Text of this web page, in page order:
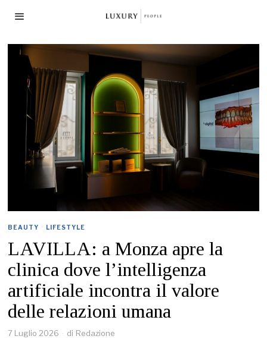
BEAUTY · LIFESTYLE
LAVILLA: a Monza apre la
clinica dove l’intelligenza
artificiale incontra il valore
delle relazioni umana
7 Luglio 2026 di Redazione